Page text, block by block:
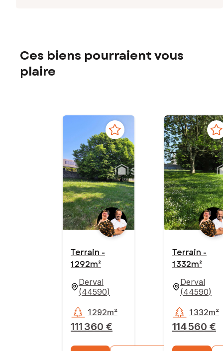
Ces biens pourraient vous
plaire
Terrain -
1 292m²
Derval
(44590)
111 360 €
1 292m²
Terrain -
1 332m²
Derval
(44590)
114 560 €
1 332m²